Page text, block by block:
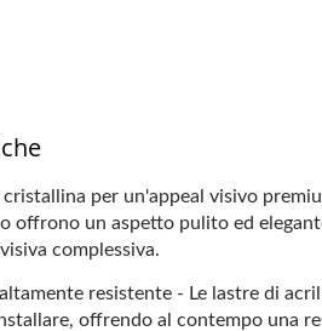
cristallina per un'appeal visivo
offrono un aspetto pulito ed
complessiva.
altamente resistente - Le lastre di
offrendo al contempo una